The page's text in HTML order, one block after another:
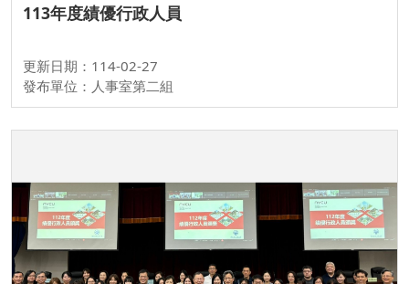
113年度績優行政人員
更新日期：114-02-27
發布單位：人事室第二組